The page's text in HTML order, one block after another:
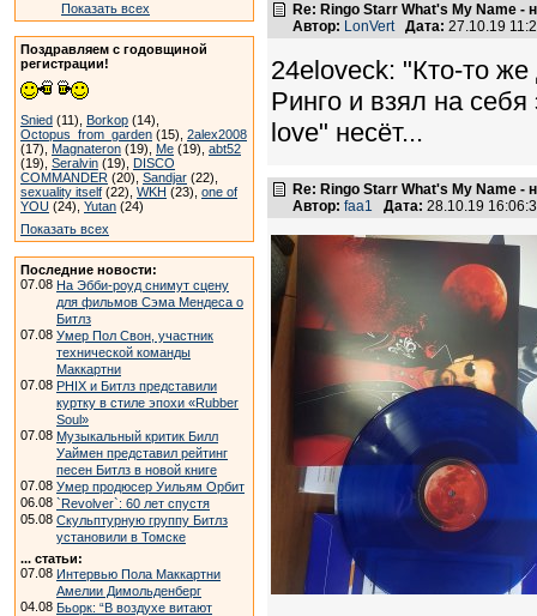
Показать всех
Поздравляем с годовщиной
регистрации!
Snied (11), Borkop (14),
Octopus_from_garden (15), 2alex2008
(17), Magnateron (19), Me (19), abt52
(19), Seralvin (19), DISCO
COMMANDER (20), Sandjar (22),
sexuality itself (22), WKH (23), one of
YOU (24), Yutan (24)
Показать всех
Последние новости:
07.08 На Эбби-роуд снимут сцену
для фильмов Сэма Мендеса о
Битлз
07.08 Умер Пол Свон, участник
технической команды
Маккартни
07.08 PHIX и Битлз представили
куртку в стиле эпохи «Rubber
Soul»
07.08 Музыкальный критик Билл
Уаймен представил рейтинг
песен Битлз в новой книге
07.08 Умер продюсер Уильям Орбит
06.08 `Revolver`: 60 лет спустя
05.08 Скульптурную группу Битлз
установили в Томске
... статьи:
07.08 Интервью Пола Маккартни
Амелии Димольденберг
04.08 Бьорк: “В воздухе витают
Re: Ringo Starr What's My Name
Автор: LonVert Дата: 27.10.19
24eloveck: "Кто-то же
Ринго и взял на
love" несёт...
Re: Ringo Starr What's My Name
Автор: faa1 Дата: 28.10.19